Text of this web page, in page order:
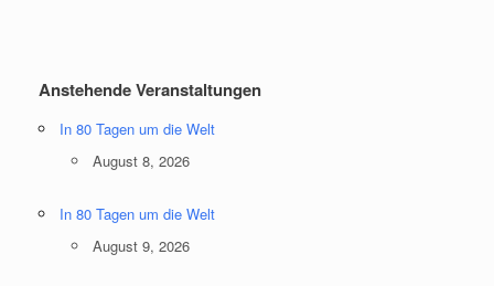
Anstehende Veranstaltungen
In 80 Tagen um die Welt
August 8, 2026
In 80 Tagen um die Welt
August 9, 2026